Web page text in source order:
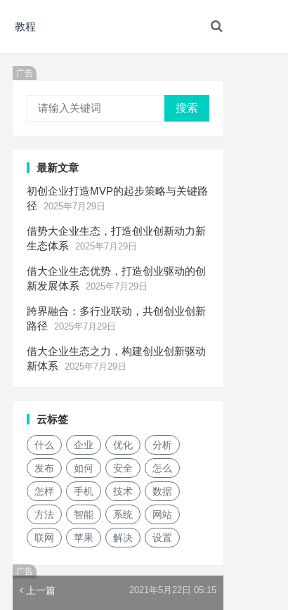
教程
广告
搜索
最新文章
初创企业打造MVP的起步策略与关键路
径
2025年7月29日
借势大企业生态，打造创业创新动力新
生态体系
2025年7月29日
借大企业生态优势，打造创业驱动的创
新发展体系
2025年7月29日
跨界融合：多行业联动，共创创业创新
路径
2025年7月29日
借大企业生态之力，构建创业创新驱动
新体系
2025年7月29日
云标签
什么 企业 优化 分析
发布 如何 安全 怎么
怎样 手机 技术 数据
方法 智能 系统 网站
联网 苹果 解决 设置
广告
上一篇 2021年5月22日 05:15